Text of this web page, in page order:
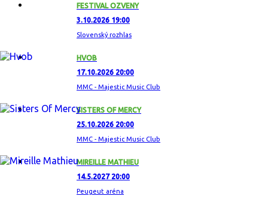
FESTIVAL OZVENY
3.10.2026 19:00
Slovenský rozhlas
HVOB
17.10.2026 20:00
MMC - Majestic Music Club
SISTERS OF MERCY
25.10.2026 20:00
MMC - Majestic Music Club
MIREILLE MATHIEU
14.5.2027 20:00
Peugeut aréna